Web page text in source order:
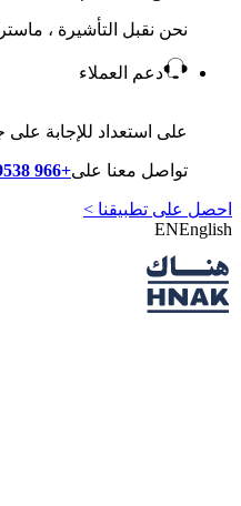
نحن نقبل التأشيرة ،
دعم العملاء
على استعداد للإجابة
تواصل معنا على+966 920009538
احصل على تطبيقنا >
ENEnglish